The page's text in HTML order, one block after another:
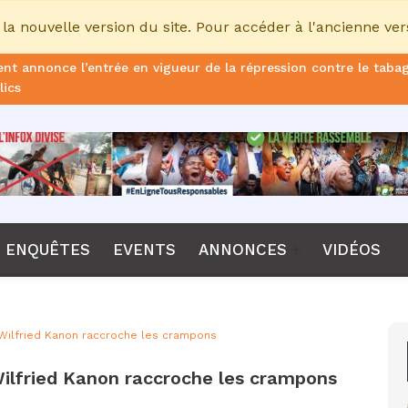
nouvelle version du site. Pour accéder à l'ancienne
annonce l’entrée en vigueur de la répression contre le
le non-renouvellement du contrat d'Emerse Faé à la tête
nouveau sélectionneur de l’équipe de France
CPI, Karim Khan, démis de ses fonctions par les États parties
ENQUÊTES EVENTS ANNONCES VIDÉOS
Kanon raccroche les crampons
Kanon raccroche les crampons